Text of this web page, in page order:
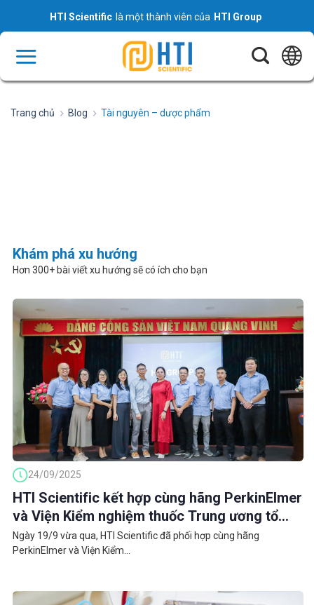
content
HTI Scientific là một thành viên của HTI Group
Trang chủ Blog Tài nguyên – dược phẩm
Khám phá xu hướng
Hơn 300+ bài viết xu hướng sẽ có ích cho bạn
24/09/2025
HTI Scientific kết hợp cùng hãng PerkinElmer
và Viện Kiểm nghiệm thuốc Trung ương tổ
chức Hội thảo chuyên đề: Kiểm soát tồn dư
kim loại trong Dược phẩm, Mỹ phẩm và Thực
Ngày 19/9 vừa qua, HTI Scientific đã phối hợp cùng hãng
PerkinElmer và Viện Kiểm...